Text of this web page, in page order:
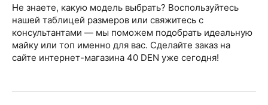
Не знаете, какую модель выбрать? Воспользуйтесь
нашей таблицей размеров или свяжитесь с
консультантами — мы поможем подобрать идеальную
майку или топ именно для вас. Сделайте заказ на
сайте интернет-магазина 40 DEN уже сегодня!